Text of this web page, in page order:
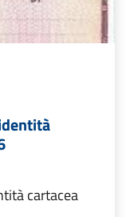
cartacea